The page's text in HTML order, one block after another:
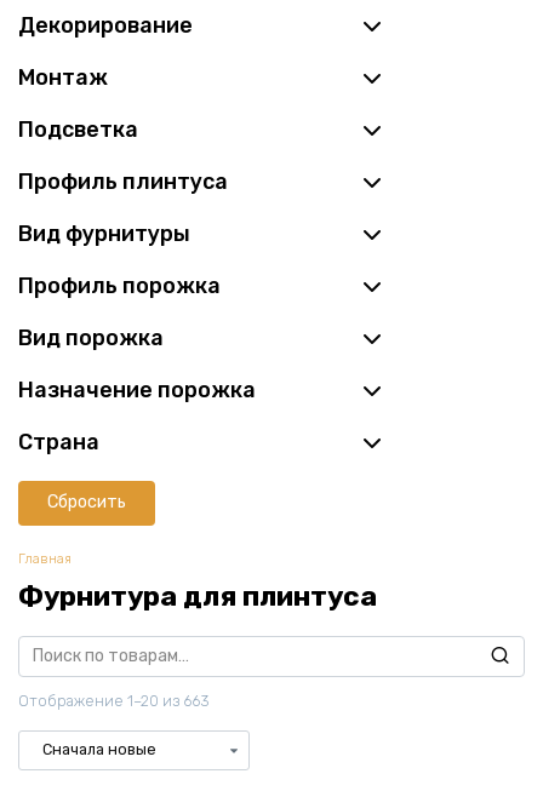
Главная
Фурнитура для плинтуса
Искать:
Отображение 1–20 из 663
Декорирование
Монтаж
Подсветка
Профиль плинтуса
Вид фурнитуры
Профиль порожка
Вид порожка
Назначение порожка
Страна
Сбросить